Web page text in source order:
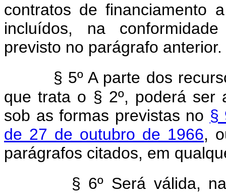
contratos de financiamento
incluídos, na
previsto no parágrafo anterior.
§ 5º A parte dos
que trata o § 2º, poderá ser
sob as formas previstas no §
de 27 de outubro de 1966,
parágrafos citados, em
§ 6º Será válida,